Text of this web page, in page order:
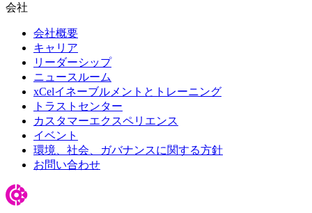
会社
会社概要
キャリア
リーダーシップ
ニュースルーム
xCelイネーブルメントとトレーニング
トラストセンター
カスタマーエクスペリエンス
イベント
環境、社会、ガバナンスに関する方針
お問い合わせ